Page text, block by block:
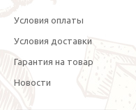
Условия оплаты
Условия доставки
Гарантия на товар
Новости